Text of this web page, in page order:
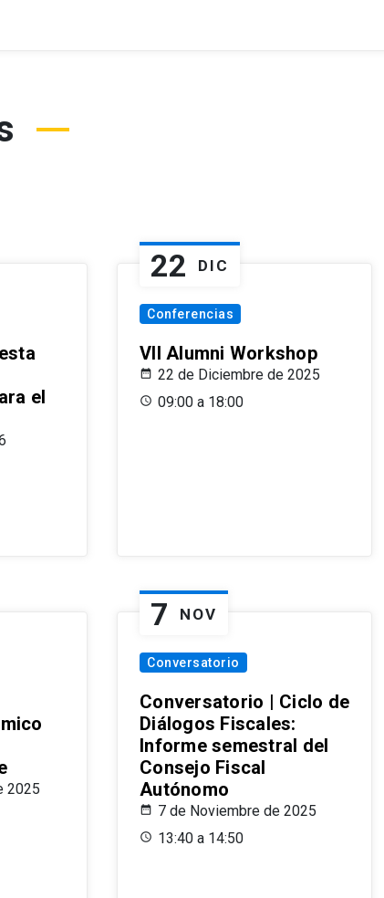
el
22 DIC
Conferencias
VII Alumni Workshop
22 de Diciembre de 2025
09:00 a 18:00
2025
7 NOV
Conversatorio
Conversatorio | Ciclo de
Diálogos Fiscales:
Informe semestral del
Consejo Fiscal
Autónomo
7 de Noviembre de 2025
13:40 a 14:50